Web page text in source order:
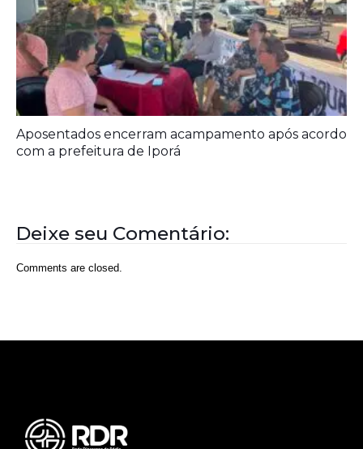
Deixe seu Comentário:
Comments are closed.
Nós somos a RDR, Rede Diocesana de Rádio com mais de
Fale com a RDR
Redes Sociais